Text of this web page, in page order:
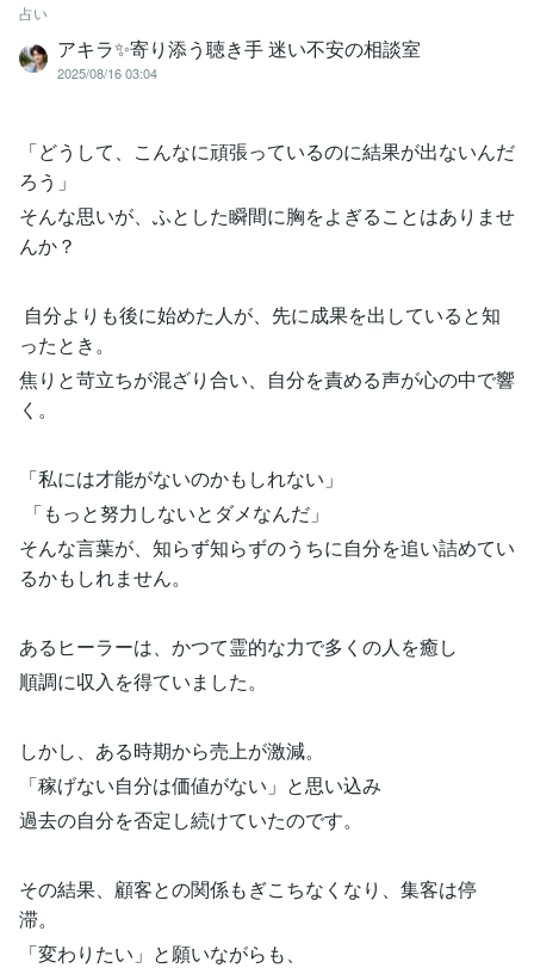
占い
アキラ✨寄り添う聴き手 迷い不安の相談室
2025/08/16 03:04
「どうして、こんなに頑張っているのに結果が出ないんだ
ろう」
そんな思いが、ふとした瞬間に胸をよぎることはありませ
んか？
自分よりも後に始めた人が、先に成果を出していると知
ったとき。
焦りと苛立ちが混ざり合い、自分を責める声が心の中で響
く。
「私には才能がないのかもしれない」
「もっと努力しないとダメなんだ」
そんな言葉が、知らず知らずのうちに自分を追い詰めてい
るかもしれません。
あるヒーラーは、かつて霊的な力で多くの人を癒し
順調に収入を得ていました。
しかし、ある時期から売上が激減。
「稼げない自分は価値がない」と思い込み
過去の自分を否定し続けていたのです。
その結果、顧客との関係もぎこちなくなり、集客は停
滞。
「変わりたい」と願いながらも、